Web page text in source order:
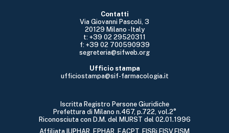
Contatti
Via Giovanni Pascoli, 3
20129 Milano - Italy
t: +39 02 29520311
f: +39 02 700590939
segreteria@sifweb.org
Ufficio stampa
ufficiostampa@sif-farmacologia.it
Iscritta Registro Persone Giuridiche
Prefettura di Milano n.467, p.722, vol.2°
Riconosciuta con D.M. del MURST del 02.01.1996
Affiliata IUPHAR, EPHAR, EACPT, FISBi,FISV,FISM